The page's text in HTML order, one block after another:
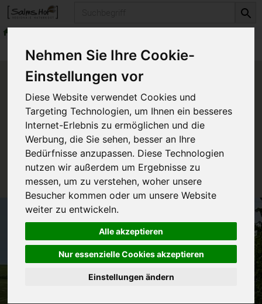
Nehmen Sie Ihre Cookie-
Einstellungen vor
Diese Website verwendet Cookies und
Targeting Technologien, um Ihnen ein besseres
Internet-Erlebnis zu ermöglichen und die
Werbung, die Sie sehen, besser an Ihre
Bedürfnisse anzupassen. Diese Technologien
nutzen wir außerdem um Ergebnisse zu
messen, um zu verstehen, woher unsere
Besucher kommen oder um unsere Website
weiter zu entwickeln.
Alle akzeptieren
Nur essenzielle Cookies akzeptieren
Einstellungen ändern
Produkte Getränke
Produkt "Birkenwasser pur"
nicht verfügbar.
Das von Ihnen gesuchte Produkt ist leider zur Zeit
nicht verfügbar.